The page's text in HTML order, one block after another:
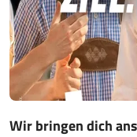
Wir bringen dich